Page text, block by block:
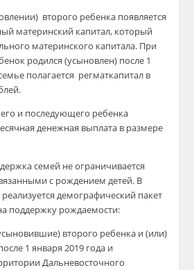
второго ребенка появляется
материнский капитал, который
материнского капитала. При
родился (усыновлен) после 1
полагается регматкапитал в
и последующего ребенка
денежная выплата в размере
семей не ограничивается
с рождением детей. В
демографический пакет
поддержку рождаемости:
второго ребенка и (или)
1 января 2019 года и
Дальневосточного